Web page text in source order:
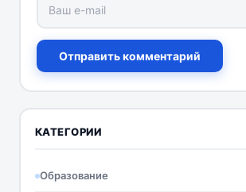
Отправить комментарий
КАТЕГОРИИ
Образование